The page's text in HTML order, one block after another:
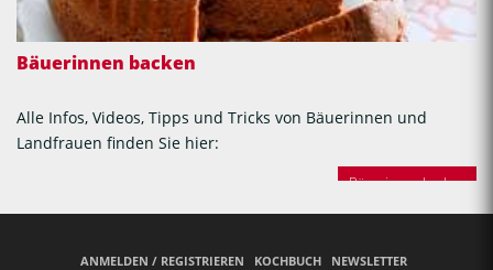
Bäuerinnen backen
Alle Infos, Videos, Tipps und Tricks von Bäuerinnen und
Landfrauen finden Sie hier:
Bäuerinnen backen
ANMELDEN / REGISTRIEREN KOCHBUCH NEWSLETTER